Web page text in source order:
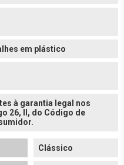
em plástico
à garantia legal nos
26, II, do Código de
Clássico